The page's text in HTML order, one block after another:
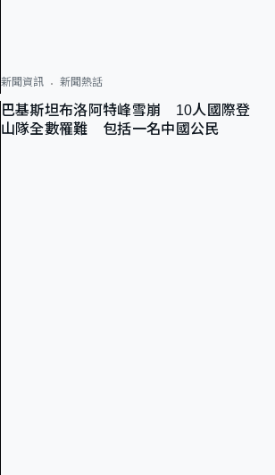
新聞資訊 新聞熱話
巴基斯坦布洛阿特峰雪崩 10人國際登
山隊全數罹難 包括一名中國公民